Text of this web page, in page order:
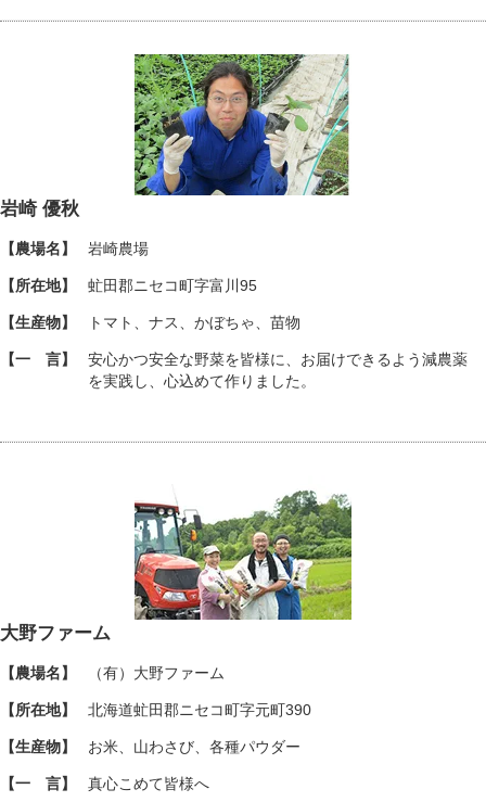
岩崎 優秋
【農場名】 岩崎農場
【所在地】 虻田郡ニセコ町字富川95
【生産物】 トマト、ナス、かぼちゃ、苗物
【一 言】
安心かつ安全な野菜を皆様に、お届けできるよう減農薬
を実践し、心込めて作りました。
大野ファーム
【農場名】 （有）大野ファーム
【所在地】 北海道虻田郡ニセコ町字元町390
【生産物】 お米、山わさび、各種パウダー
【一 言】 真心こめて皆様へ